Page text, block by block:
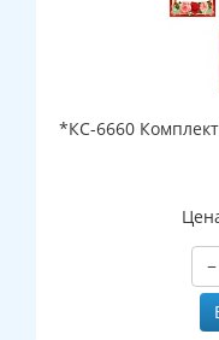
*КС-6660
−